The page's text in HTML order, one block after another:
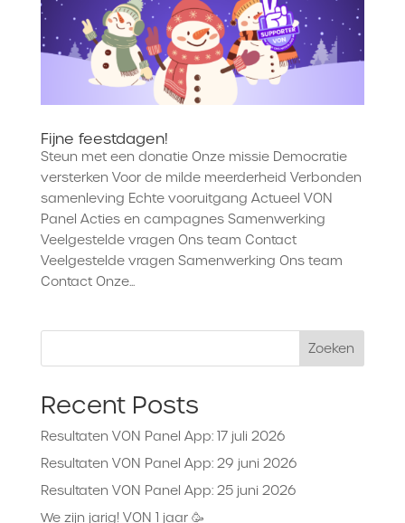
Fijne feestdagen!
Steun met een donatie Onze missie Democratie
versterken Voor de milde meerderheid Verbonden
samenleving Echte vooruitgang Actueel VON
Panel Acties en campagnes Samenwerking
Veelgestelde vragen Ons team Contact
Veelgestelde vragen Samenwerking Ons team
Contact Onze...
Zoeken
Recent Posts
Resultaten VON Panel App: 17 juli 2026
Resultaten VON Panel App: 29 juni 2026
Resultaten VON Panel App: 25 juni 2026
We zijn jarig! VON 1 jaar 🥳